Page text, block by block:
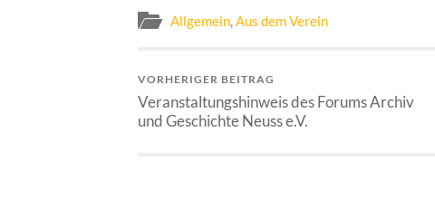
Allgemein,Aus dem Verein
VORHERIGER BEITRAG
Veranstaltungshinweis des Forums Archiv
und Geschichte Neuss e.V.